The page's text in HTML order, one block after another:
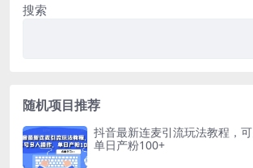
搜索
随机项目推荐
抖音最新连麦引流玩法教程，
单日产粉100+